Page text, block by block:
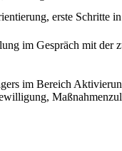
erste Schritte
im Gespräch mit der
im Bereich